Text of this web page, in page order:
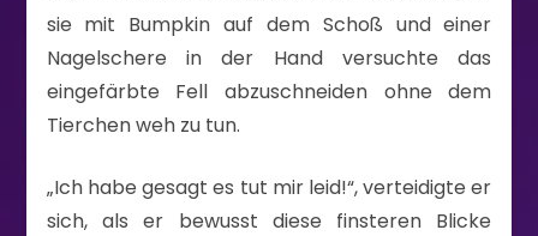
sie mit Bumpkin auf dem Schoß und einer
Nagelschere in der Hand versuchte das
eingefärbte Fell abzuschneiden ohne dem
Tierchen weh zu tun.
„Ich habe gesagt es tut mir leid!“, verteidigte er
sich, als er bewusst diese finsteren Blicke